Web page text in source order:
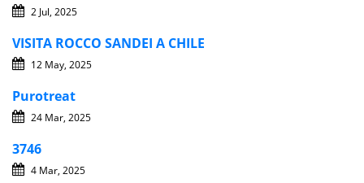
2 Jul, 2025
VISITA ROCCO SANDEI A CHILE
12 May, 2025
Purotreat
24 Mar, 2025
3746
4 Mar, 2025